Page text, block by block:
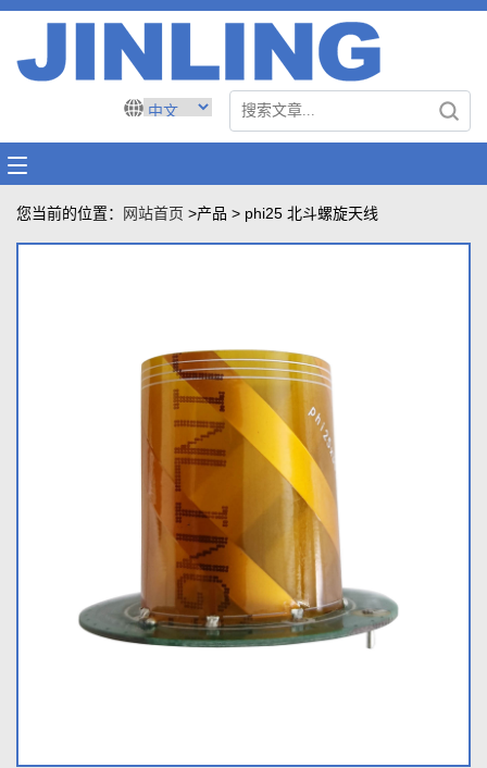
您当前的位置： 网站首页 >产品 > phi25 北斗螺旋天线